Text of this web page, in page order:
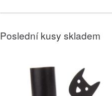
Poslední kusy skladem